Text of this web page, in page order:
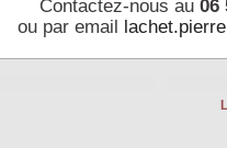
Contactez-nous au 06
ou par email